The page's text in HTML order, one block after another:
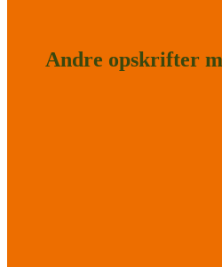
Andre opskrifter